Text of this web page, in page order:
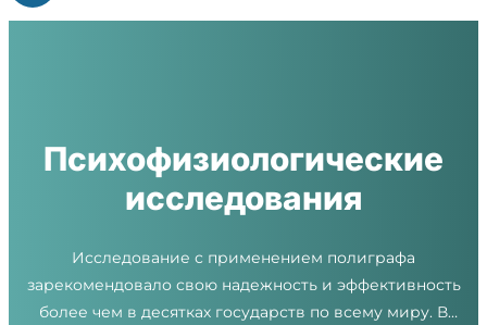
Психофизиологические
исследования
Исследование с применением полиграфа
зарекомендовало свою надежность и эффективность
более чем в десятках государств по всему миру. В